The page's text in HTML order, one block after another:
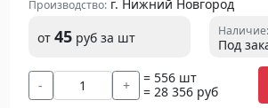
Производство:г. Нижний Новгород
от 45 руб за шт Наличие:
Под
- +
= 556 шт
= 28 356 руб